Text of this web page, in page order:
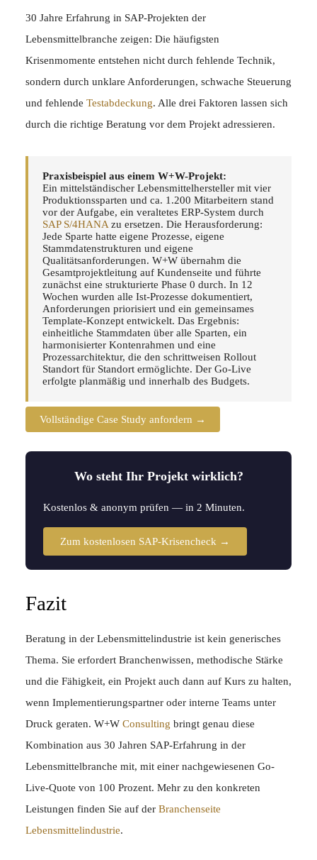
30 Jahre Erfahrung in SAP-Projekten der
Lebensmittelbranche zeigen: Die häufigsten
Krisenmomente entstehen nicht durch fehlende Technik,
sondern durch unklare Anforderungen, schwache Steuerung
und fehlende Testabdeckung. Alle drei Faktoren lassen sich
durch die richtige Beratung vor dem Projekt adressieren.
Praxisbeispiel aus einem W+W-Projekt:
Ein mittelständischer Lebensmittelhersteller mit vier
Produktionssparten und ca. 1.200 Mitarbeitern stand
vor der Aufgabe, ein veraltetes ERP-System durch
SAP S/4HANA zu ersetzen. Die Herausforderung:
Jede Sparte hatte eigene Prozesse, eigene
Stammdatenstrukturen und eigene
Qualitätsanforderungen. W+W übernahm die
Gesamtprojektleitung auf Kundenseite und führte
zunächst eine strukturierte Phase 0 durch. In 12
Wochen wurden alle Ist-Prozesse dokumentiert,
Anforderungen priorisiert und ein gemeinsames
Template-Konzept entwickelt. Das Ergebnis:
einheitliche Stammdaten über alle Sparten, ein
harmonisierter Kontenrahmen und eine
Prozessarchitektur, die den schrittweisen Rollout
Standort für Standort ermöglichte. Der Go-Live
erfolgte planmäßig und innerhalb des Budgets.
Vollständige Case Study anfordern →
Wo steht Ihr Projekt wirklich?
Kostenlos & anonym prüfen — in 2 Minuten.
Zum kostenlosen SAP-Krisencheck →
Fazit
Beratung in der Lebensmittelindustrie ist kein generisches
Thema. Sie erfordert Branchenwissen, methodische Stärke
und die Fähigkeit, ein Projekt auch dann auf Kurs zu halten,
wenn Implementierungspartner oder interne Teams unter
Druck geraten. W+W Consulting bringt genau diese
Kombination aus 30 Jahren SAP-Erfahrung in der
Lebensmittelbranche mit, mit einer nachgewiesenen Go-
Live-Quote von 100 Prozent. Mehr zu den konkreten
Leistungen finden Sie auf der Branchenseite
Lebensmittelindustrie.